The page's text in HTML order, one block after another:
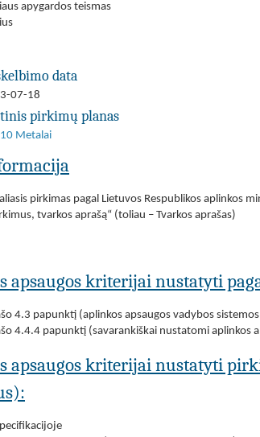
apygardos teismas
data
07-18
pirkimų planas
Metalai
pirkimas pagal Lietuvos Respublikos
tvarkos aprašą“ (toliau – Tvarkos aprašas)
apsaugos kriterijai nustatyti
4.3 papunktį (aplinkos apsaugos vadybos
4.4.4 papunktį (savarankiškai nustatomi aplinkos
apsaugos kriterijai nustatyti